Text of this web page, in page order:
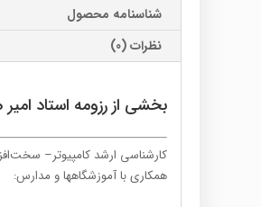
شناسنامه محصول
نظرات (0)
بخشی از رزومه استاد امیر
کارشناسی ارشد کامپیوتر–
همکاری با آموزشگاهها و مدارس: